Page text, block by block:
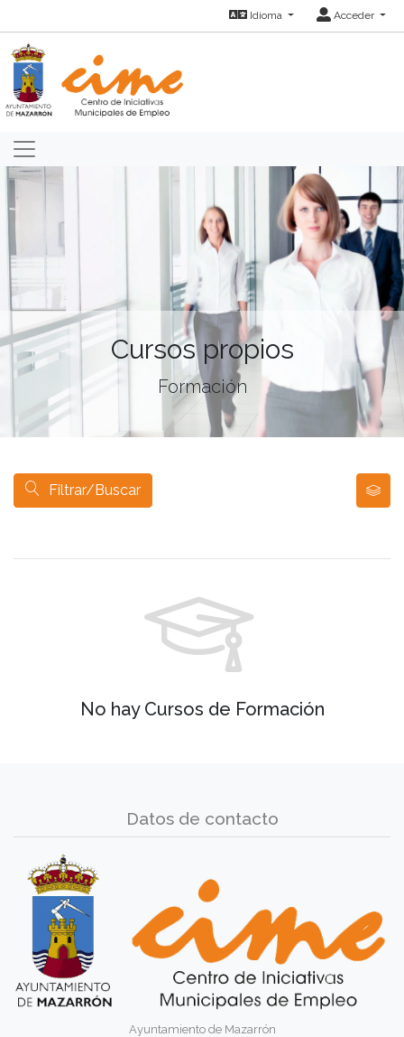
Idioma Acceder
Cursos propios
Formación
Filtrar/Buscar
No hay Cursos de Formación
Datos de contacto
Ayuntamiento de Mazarrón